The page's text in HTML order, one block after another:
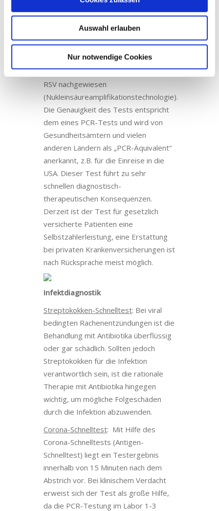
Auswahl erlauben
Nur notwendige Cookies
– womit letztendlich die Verordnung
von Antibiotika sinnvoll gesteuert
werden kann.
ID-Now®Testsystem: Innerhalb von
nur 13 Minuten werden
molekulardiagnostisch Coronaviren und
RSV nachgewiesen
(Nukleinsäureamplifikationstechnologie).
Die Genauigkeit des Tests entspricht
dem eines PCR-Tests und wird von
Gesundheitsämtern und vielen
anderen Ländern als „PCR-Äquivalent“
anerkannt, z.B. für die Einreise in die
USA. Dieser Test führt zu sehr
schnellen diagnostisch-
therapeutischen Konsequenzen.
Derzeit ist der Test für gesetzlich
versicherte Patienten eine
Selbstzahlerleistung, eine Erstattung
bei privaten Krankenversicherungen ist
nach Rücksprache meist möglich.
Infektdiagnostik
Streptokokken-Schnelltest: Bei viral
bedingten Rachenentzündungen ist die
Behandlung mit Antibiotika überflüssig
oder gar schädlich. Sollten jedoch
Streptokokken für die Infektion
verantwortlich sein, ist die rationale
Therapie mit Antibiotika hingegen
wichtig, um mögliche Folgeschäden
durch die Infektion abzuwenden.
Corona-Schnelltest: Mit Hilfe des
Corona-Schnelltests (Antigen-
Schnelltest) liegt ein Testergebnis
innerhalb von 15 Minuten nach dem
Abstrich vor. Bei klinischem Verdacht
erweist sich der Test als große Hilfe,
da die PCR-Testung im Labor 1-3